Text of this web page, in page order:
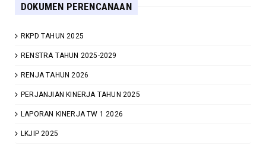
DOKUMEN PERENCANAAN
RKPD TAHUN 2025
RENSTRA TAHUN 2025-2029
RENJA TAHUN 2026
PERJANJIAN KINERJA TAHUN 2025
LAPORAN KINERJA TW 1 2026
LKJIP 2025